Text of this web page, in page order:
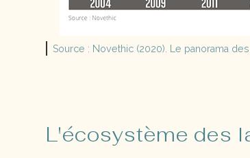
Source : Novethic (2020). Le panorama
L'écosystème des